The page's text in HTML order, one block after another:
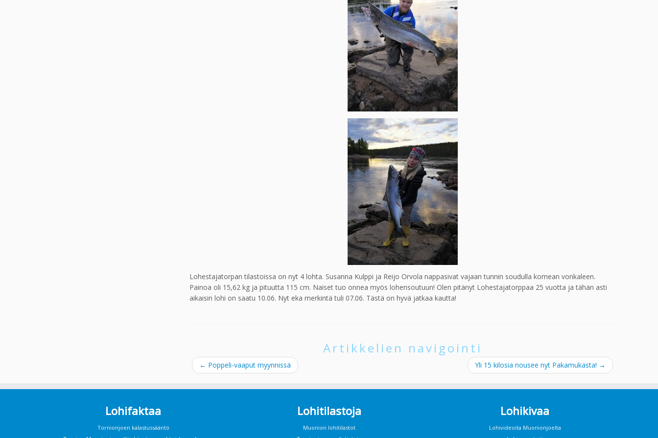
Lohestajatorpan tilastoissa on nyt 4 lohta. Susanna Kulppi ja Reijo Orvola nappasivat vajaan tunnin soudulla komean vonkaleen.
Painoa oli 15,62 kg ja pituutta 115 cm. Naiset tuo onnea myös lohensoutuun! Olen pitänyt Lohestajatorppaa 25 vuotta ja tähän asti
aikaisin lohi on saatu 10.06. Nyt eka merkintä tuli 07.06. Tästä on hyvä jatkaa kautta!
Artikkelien navigointi
← Poppeli-vaaput myynnissä Yli 15 kilosia nousee nyt Pakamukasta! →
Lohifaktaa
Tornionjoen kalastussääntö
Lohitilastoja
Muonion lohitilastot
Lohikivaa
Lohivideoita Muonionjoelta